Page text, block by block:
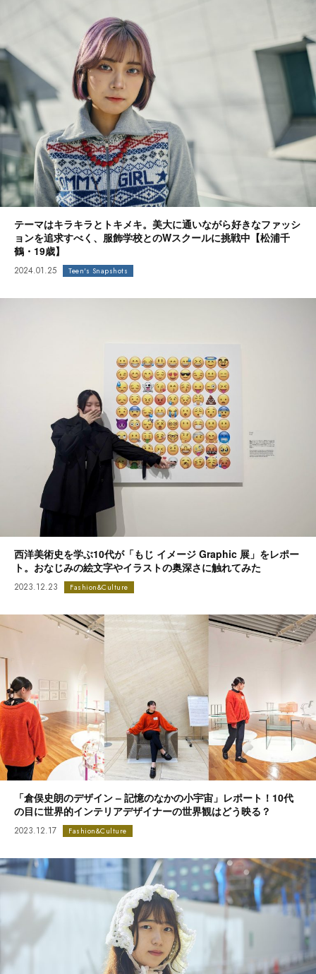
テーマはキラキラとトキメキ。美大に通いながら好きなファッシ
ョンを追求すべく、服飾学校とのWスクールに挑戦中【松浦千
鶴・19歳】
2024.01.25 Teen's Snapshots
西洋美術史を学ぶ10代が「もじ イメージ Graphic 展」をレポー
ト。おなじみの絵文字やイラストの奥深さに触れてみた
2023.12.23 Fashion&Culture
「倉俣史朗のデザイン – 記憶のなかの小宇宙」レポート！10代
の目に世界的インテリアデザイナーの世界観はどう映る？
2023.12.17 Fashion&Culture